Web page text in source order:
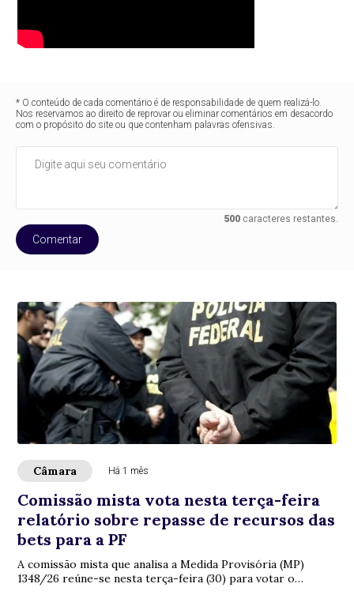
* O conteúdo de cada comentário é de responsabilidade de quem realizá-lo.
Nos reservamos ao direito de reprovar ou eliminar comentários em desacordo
com o propósito do site ou que contenham palavras ofensivas.
500caracteres restantes.
Comentar
Câmara Há 1 mês
Comissão mista vota nesta terça-feira
relatório sobre repasse de recursos das
bets para a PF
A comissão mista que analisa a Medida Provisória (MP)
1348/26 reúne-se nesta terça-feira (30) para votar o